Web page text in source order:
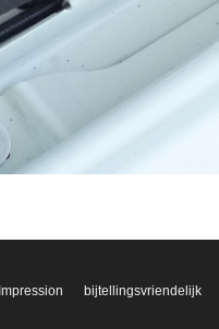
Impression bijtellingsvriendelijk